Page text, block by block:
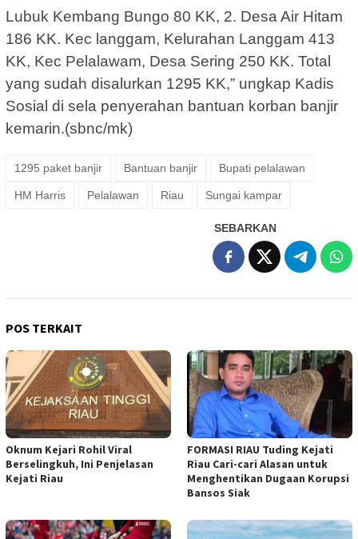
Lubuk Kembang Bungo 80 KK, 2. Desa Air Hitam
186 KK. Kec langgam, Kelurahan Langgam 413
KK, Kec Pelalawam, Desa Sering 250 KK. Total
yang sudah disalurkan 1295 KK,” ungkap Kadis
Sosial di sela penyerahan bantuan korban banjir
kemarin.(sbnc/mk)
1295 paket banjir Bantuan banjir Bupati pelalawan
HM Harris Pelalawan Riau Sungai kampar
SEBARKAN
POS TERKAIT
Oknum Kejari Rohil Viral
Berselingkuh, Ini Penjelasan
Kejati Riau
FORMASI RIAU Tuding Kejati
Riau Cari-cari Alasan untuk
Menghentikan Dugaan Korupsi
Bansos Siak